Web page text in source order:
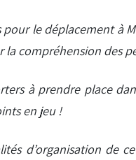
le déplacement à
compréhension des
à prendre place
en jeu !
d’organisation de